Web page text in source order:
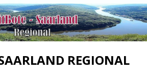
REGIONAL